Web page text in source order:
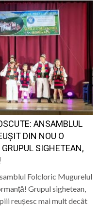
ANSAMBLUL
DIN NOU O
SIGHETEAN,
Folcloric Mugurelul
Grupul sighetean,
reușesc mai mult decât